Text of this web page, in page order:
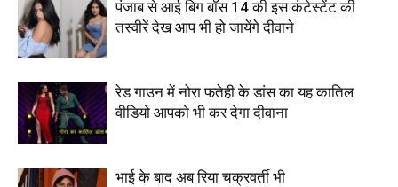
पंजाब से आई बिग बॉस 14 की इस कंटेस्टेंट की
तस्वीरें देख आप भी हो जायेंगे दीवाने
रेड गाउन में नोरा फतेही के डांस का यह कातिल
वीडियो आपको भी कर देगा दीवाना
भाई के बाद अब रिया चक्रवर्ती भी